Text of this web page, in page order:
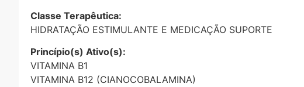
Classe Terapêutica:
HIDRATAÇÃO ESTIMULANTE E MEDICAÇÃO SUPORTE
Princípio(s) Ativo(s):
VITAMINA B1
VITAMINA B12 (CIANOCOBALAMINA)